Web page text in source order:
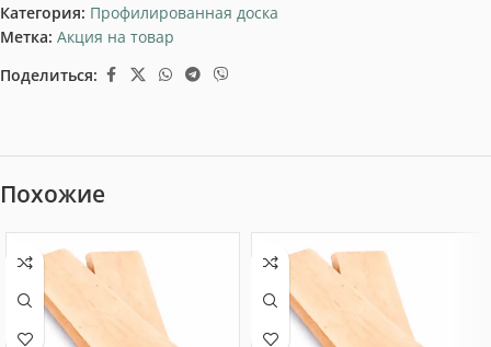
Категория: Профилированная доска
Метка: Акция на товар
Поделиться:
Похожие